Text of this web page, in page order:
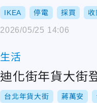
IKEA 停電 採買 收
2026/05/25 14:06
生活
迪化街年貨大街
台北年貨大街 蔣萬安